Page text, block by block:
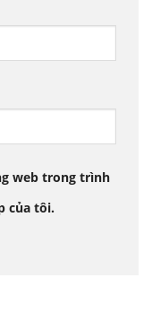
web trong trình
của tôi.